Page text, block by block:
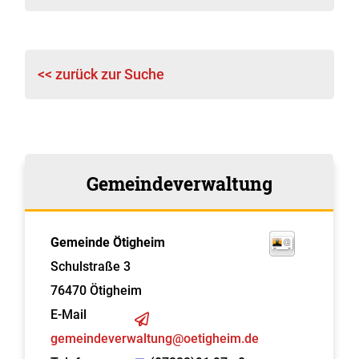
<< zurück zur Suche
Gemeindeverwaltung
Gemeinde Ötigheim
Schulstraße 3
76470 Ötigheim
E-Mail
gemeindeverwaltung@oetigheim.de